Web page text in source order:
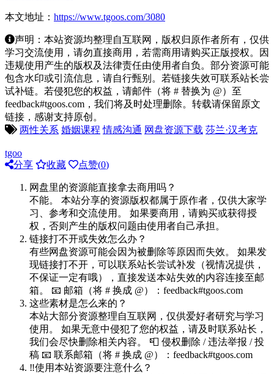
本文地址： https://www.tgoos.com/3080
声明：本站资源均整理自互联网，版权归原作者所有，仅供
学习交流使用，请勿直接商用，若需商用请购买正版授权。因
违规使用产生的版权及法律责任由使用者自负。部分资源可能
包含水印或引流信息，请自行甄别。若链接失效可联系站长尝
试补链。若侵犯您的权益，请邮件（将 # 替换为 @）至
feedback#tgoos.com，我们将及时处理删除。转载请保留原文
链接，感谢支持原创。
两性关系 婚姻课程 情感沟通 网盘资源下载 莎兰·汉考克
tgoo
分享
收藏 点赞(0)
网盘里的资源能直接拿去商用吗？
不能。 本站分享的资源版权都属于原作者，仅供大家学
习、参考和交流使用。 如果要商用，请购买或获得授
权，否则产生的版权问题由使用者自己承担。
链接打不开或失效怎么办？
有些网盘资源可能会因为被删除等原因而失效。 如果发
现链接打不开，可以联系站长尝试补发（视情况提供，
不保证一定有哦），直接发送本站失效的内容连接至邮
箱。 📧 邮箱（将 # 换成 @）：feedback#tgoos.com
这些素材是怎么来的？
本站大部分资源整理自互联网，仅供爱好者研究与学习
使用。 如果无意中侵犯了您的权益，请及时联系站长，
我们会尽快删除相关内容。 📮 侵权删除 / 违法举报 / 投
稿 📧 联系邮箱（将 # 换成 @）：feedback#tgoos.com
‼️使用本站资源要注意什么？